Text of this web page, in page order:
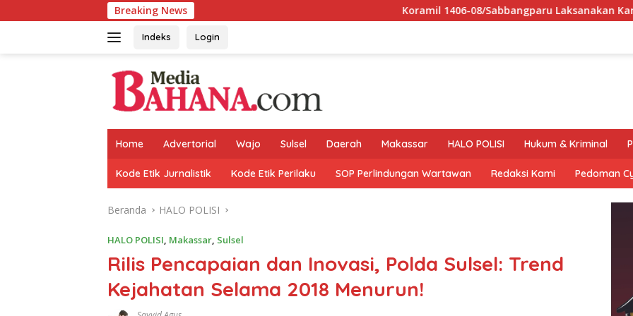
ke
Breaking News Koramil 1406-08/Sabbangparu Laksanakan Karya Bhakti
Indeks Login
Home Advertorial Wajo Sulsel Daerah Makassar HALO POLISI Hukum & Kriminal
Kode Etik Jurnalistik Kode Etik Perilaku SOP Perlindungan Wartawan Redaksi Kami Pedoman
Beranda HALO POLISI
HALO POLISI, Makassar, Sulsel
Rilis Pencapaian dan Inovasi, Polda Sulsel: Trend
Kejahatan Selama 2018 Menurun!